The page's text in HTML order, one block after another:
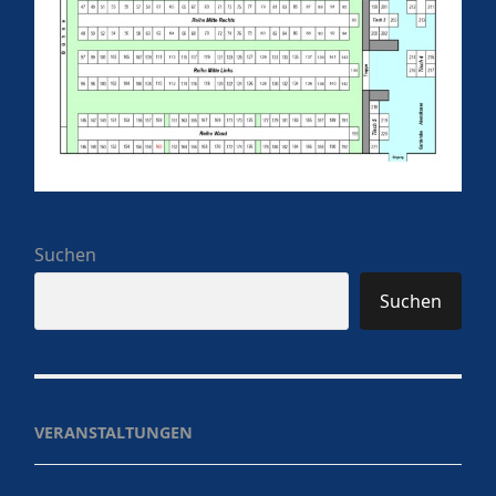
Suchen
Suchen
VERANSTALTUNGEN